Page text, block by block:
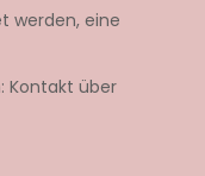
werden, eine
Kontakt über